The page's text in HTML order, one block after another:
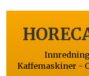
Kaffemaskiner -